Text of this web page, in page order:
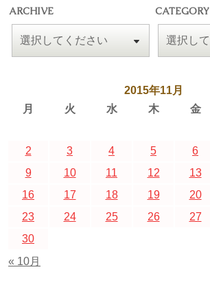
ARCHIVE CATEGORY
2015年11月
月
火 水 木 金
« 10月
2
3 4 5 6
9
10 11 12 13
16
17 18 19 20
23
24 25 26 27
30